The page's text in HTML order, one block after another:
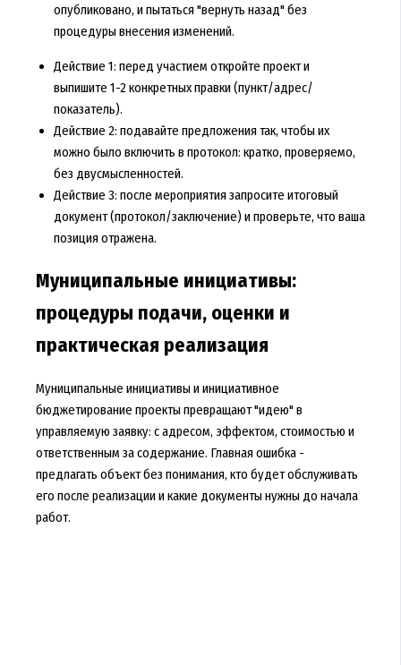
опубликовано, и пытаться "вернуть назад" без
процедуры внесения изменений.
Действие 1: перед участием откройте проект и
выпишите 1-2 конкретных правки (пункт/адрес/
показатель).
Действие 2: подавайте предложения так, чтобы их
можно было включить в протокол: кратко, проверяемо,
без двусмысленностей.
Действие 3: после мероприятия запросите итоговый
документ (протокол/заключение) и проверьте, что ваша
позиция отражена.
Муниципальные инициативы:
процедуры подачи, оценки и
практическая реализация
Муниципальные инициативы и инициативное
бюджетирование проекты превращают "идею" в
управляемую заявку: с адресом, эффектом, стоимостью и
ответственным за содержание. Главная ошибка -
предлагать объект без понимания, кто будет обслуживать
его после реализации и какие документы нужны до начала
работ.